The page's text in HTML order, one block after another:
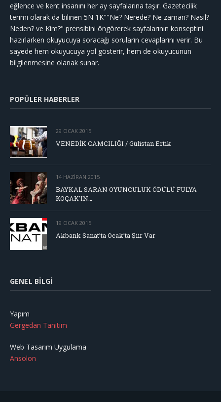
eğlence ve kent insanını her ay sayfalarına taşır. Gazetecilik
terimi olarak da bilinen 5N 1K""Ne? Nerede? Ne zaman? Nasıl?
Neden? ve Kim?" prensibini öngörerek sayfalarının konseptini
hazırlarken okuyucuya soracağı soruların cevaplarını verir. Bu
sayede hem okuyucuya yol gösterir, hem de okuyucunun
bilgilenmesine olanak sunar.
POPÜLER HABERLER
29 OCAK 2015
VENEDİK CAMCILIĞI / Gülistan Ertik
14 HAZIRAN 2015
BAYKAL SARAN OYUNCULUK ÖDÜLÜ FULYA
KOÇAK’IN…
19 OCAK 2015
Akbank Sanat’ta Ocak’ta Şiir Var
GENEL BILGI
Yapım
Gergedan Tanıtım
Web Tasarım Uygulama
Ansolon